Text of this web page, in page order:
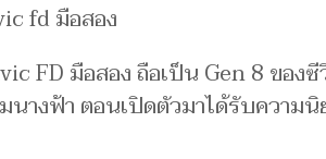
fd มือสอง
FD มือสอง ถือเป็น Gen 8 ของ
มนางฟ้า ตอนเปิดตัวมาได้รับควา